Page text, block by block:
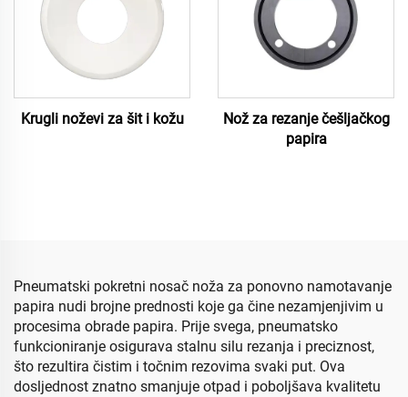
Krugli noževi za šit i kožu
Nož za rezanje češljačkog
papira
Pneumatski pokretni nosač noža za ponovno namotavanje
papira nudi brojne prednosti koje ga čine nezamjenjivim u
procesima obrade papira. Prije svega, pneumatsko
funkcioniranje osigurava stalnu silu rezanja i preciznost,
što rezultira čistim i točnim rezovima svaki put. Ova
dosljednost znatno smanjuje otpad i poboljšava kvalitetu